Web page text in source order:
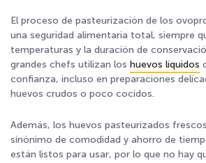
El proceso de pasteurización de los
una seguridad alimentaria total, siempre
temperaturas y la duración de
grandes chefs utilizan los huevos líquidos
confianza, incluso en preparaciones
huevos crudos o poco cocidos.
Además, los huevos pasteurizados
sinónimo de comodidad y ahorro de
están listos para usar, por lo que no hay